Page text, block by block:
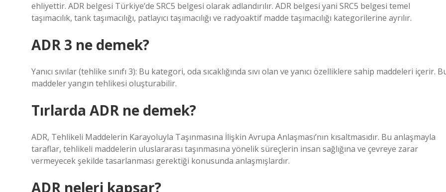
ehliyettir. ADR belgesi Türkiye’de SRC5 belgesi olarak adlandırılır. ADR belgesi yani SRC5 belgesi temel
taşımacılık, tank taşımacılığı, patlayıcı taşımacılığı ve radyoaktif madde taşımacılığı kategorilerine ayrılır.
ADR 3 ne demek?
Yanıcı sıvılar (tehlike sınıfı 3): Bu kategori, oda sıcaklığında sıvı olan ve yanıcı özelliklere sahip maddeleri içerir.
maddeler yangın tehlikesi oluşturabilir.
Tırlarda ADR ne demek?
ADR, Tehlikeli Maddelerin Karayoluyla Taşınmasına İlişkin Avrupa Anlaşması’nın kısaltmasıdır. Bu anlaşmayla
taraflar, tehlikeli maddelerin uluslararası taşınmasına yönelik süreçlerin insan sağlığına ve çevreye zarar
vermeyecek şekilde tasarlanması gerektiği konusunda anlaşmışlardır.
ADR neleri kapsar?